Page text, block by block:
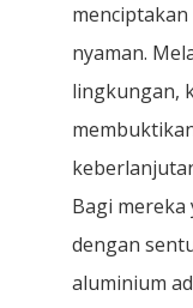
nyaman.
lingkungan,
Bagi mereka
dengan
aluminium